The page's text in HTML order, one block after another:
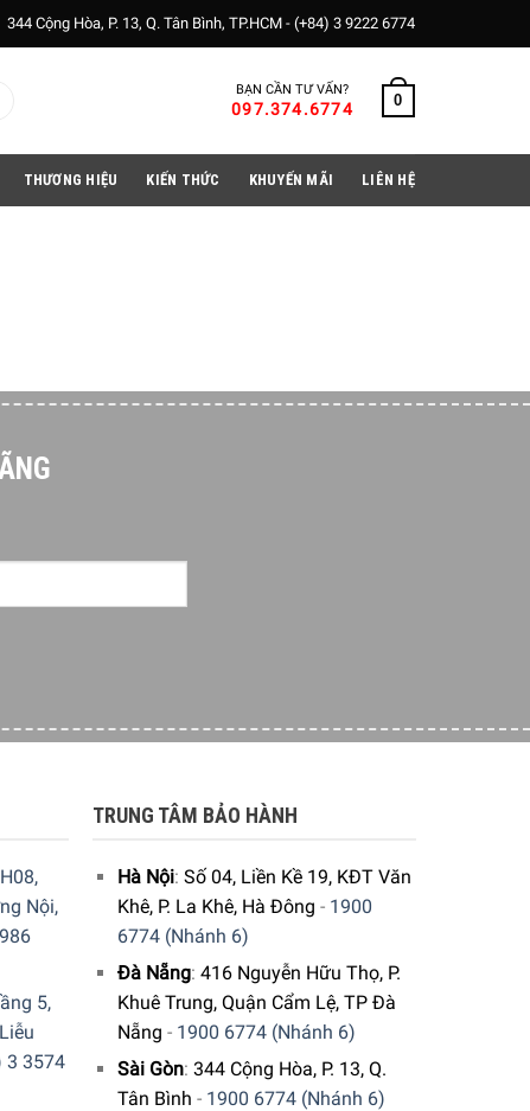
344 Cộng Hòa, P. 13, Q. Tân Bình, TP.HCM - (+84) 3 9222 6774
BẠN CẦN TƯ VẤN?
097.374.6774 0
THƯƠNG HIỆU KIẾN THỨC KHUYẾN MÃI LIÊN HỆ
Nội,
5,
3 3574
TRUNG TÂM BẢO HÀNH
Hà Nội: Số 04, Liền Kề 19, KĐT Văn
Khê, P. La Khê, Hà Đông - 1900
6774 (Nhánh 6)
Đà Nẵng: 416 Nguyễn Hữu Thọ, P.
Khuê Trung, Quận Cẩm Lệ, TP Đà
Nẵng - 1900 6774 (Nhánh 6)
Sài Gòn: 344 Cộng Hòa, P. 13, Q.
Tân Bình - 1900 6774 (Nhánh 6)